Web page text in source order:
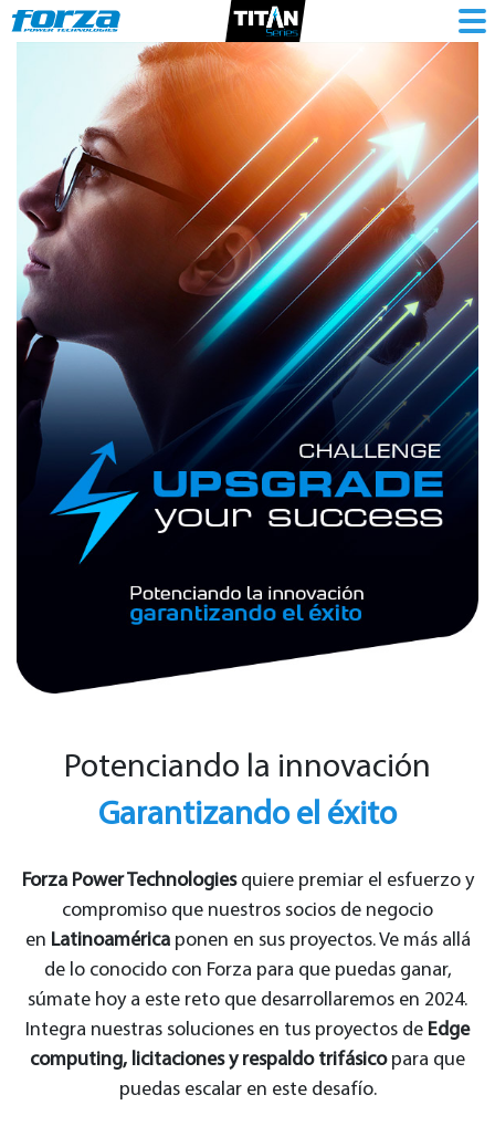
Potenciando la innovación
Garantizando el éxito
Forza Power Technologiesquiere premiar el esfuerzo y
compromiso que nuestros socios de negocio
en Latinoaméricaponen en sus proyectos. Ve más allá
de lo conocido con Forza para que puedas ganar,
súmate hoy a este reto que desarrollaremos en 2024.
Integra nuestras soluciones en tus proyectos de Edge
computing, licitaciones y respaldo trifásico para que
puedas escalar en este desafío.